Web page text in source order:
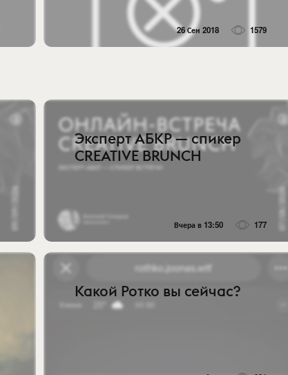
26 Сен 2018 1579
Эксперт АБКР — спикер
CREATIVE BRUNCH
Вчера в 13:50 177
Какой Ротко вы сейчас?